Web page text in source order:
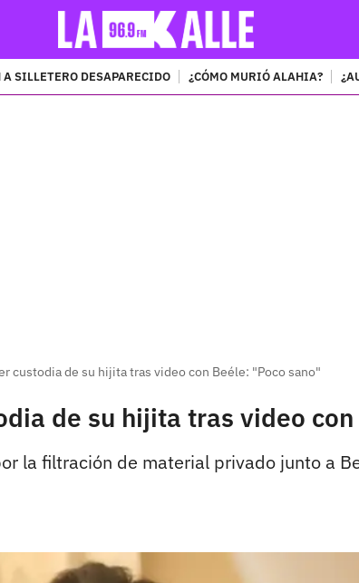
A SILLETERO DESAPARECIDO ¿CÓMO MURIÓ ALAHIA?
custodia de su hijita tras video con Beéle: "Poco sano"
de su hijita tras video
la filtración de material privado junto a